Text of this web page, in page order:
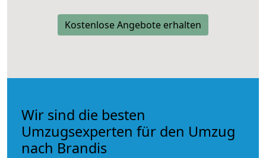
Kostenlose Angebote erhalten
Wir sind die besten
Umzugsexperten für den Umzug
nach Brandis